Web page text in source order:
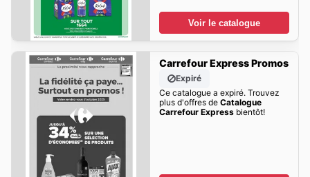
Voir le catalogue
Carrefour Express Promos
Expiré
Ce catalogue a expiré. Trouvez
plus d'offres de Catalogue
Carrefour Expressbientôt!